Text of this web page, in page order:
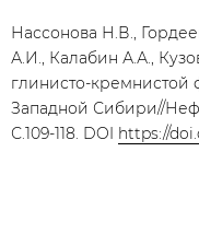
Нассонова Н.В.,
А.И., Калабин А.А.,
глинисто-
Западной Сибири//
С.109-118. DOI https://